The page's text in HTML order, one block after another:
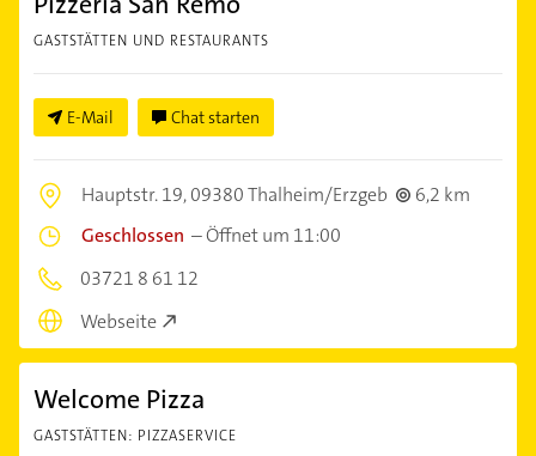
GASTSTÄTTEN UND RESTAURANTS
E-Mail Chat starten
Hauptstr. 19,09380 Thalheim/Erzgeb
6,2 km
Geschlossen –Öffnet um 11:00
03721 8 61 12
Webseite
Welcome Pizza
GASTSTÄTTEN: PIZZASERVICE